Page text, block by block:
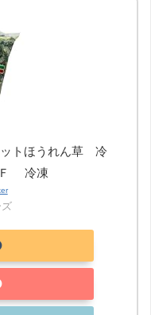
トほうれん草 冷
冷凍